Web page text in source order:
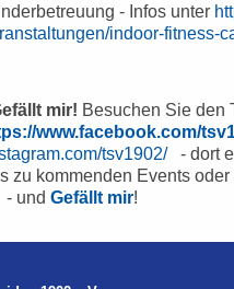
- Infos unter
indoor-fitness-
mir! Besuchen Sie den
www.facebook.com/
tsv1902/- dort
zu kommenden Events
- und Gefällt mir!